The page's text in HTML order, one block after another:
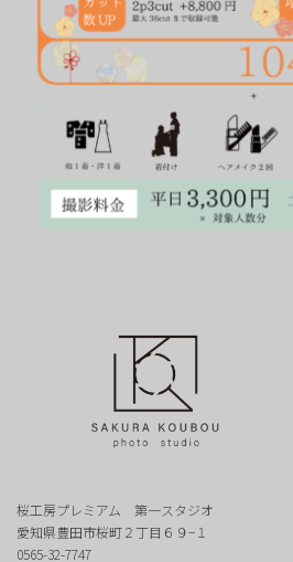
桜工房プレミアム 第一スタジオ
愛知県豊田市桜町２丁目６９−１
0565-32-7747